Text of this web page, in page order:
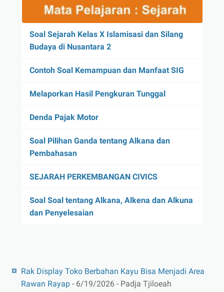
Soal Sejarah Kelas X Islamisasi dan Silang
Budaya di Nusantara 2
Contoh Soal Kemampuan dan Manfaat SIG
Melaporkan Hasil Pengkuran Tunggal
Denda Pajak Motor
Soal Pilihan Ganda tentang Alkana dan
Pembahasan
SEJARAH PERKEMBANGAN CIVICS
Soal Soal tentang Alkana, Alkena dan Alkuna
dan Penyelesaian
Rak Display Toko Berbahan Kayu Bisa Menjadi Area
Rawan Rayap - 6/19/2026 - Padja Tjiloeah